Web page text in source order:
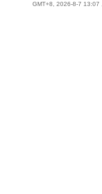
GMT+8, 2026-8-7 13:07